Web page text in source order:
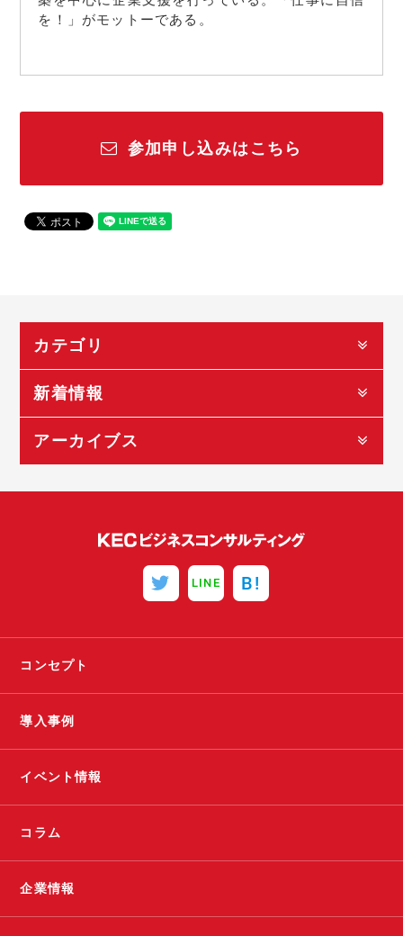
を！」がモットーである。
参加申し込みはこちら
カテゴリ
新着情報
アーカイブス
LINE B!
コンセプト
導入事例
イベント情報
コラム
企業情報